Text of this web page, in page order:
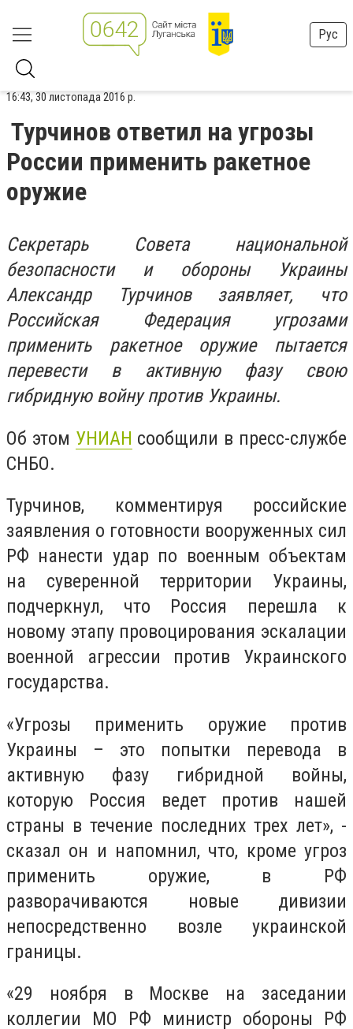
Рус
16:43, 30 листопада 2016 р.
Турчинов ответил на угрозы
России применить ракетное
оружие
Секретарь Совета национальной
безопасности и обороны Украины
Александр Турчинов заявляет, что
Российская Федерация угрозами
применить ракетное оружие пытается
перевести в активную фазу свою
гибридную войну против Украины.
Об этом УНИАН сообщили в пресс-службе
СНБО.
Турчинов, комментируя российские
заявления о готовности вооруженных сил
РФ нанести удар по военным объектам
на суверенной территории Украины,
подчеркнул, что Россия перешла к
новому этапу провоцирования эскалации
военной агрессии против Украинского
государства.
«Угрозы применить оружие против
Украины – это попытки перевода в
активную фазу гибридной войны,
которую Россия ведет против нашей
страны в течение последних трех лет», -
сказал он и напомнил, что, кроме угроз
применить оружие, в РФ
разворачиваются новые дивизии
непосредственно возле украинской
границы.
«29 ноября в Москве на заседании
коллегии МО РФ министр обороны РФ